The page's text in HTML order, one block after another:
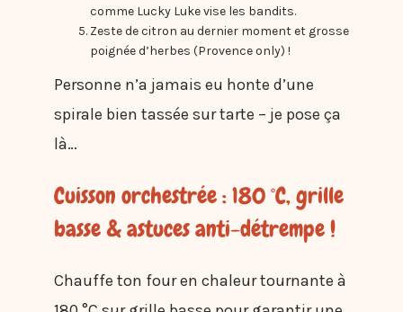
comme Lucky Luke vise les bandits.
Zeste de citron au dernier moment et grosse
poignée d’herbes (Provence only) !
Personne n’a jamais eu honte d’une
spirale bien tassée sur tarte – je pose ça
là…
Cuisson orchestrée : 180 °C, grille
basse & astuces anti-détrempe !
Chauffe ton four en chaleur tournante à